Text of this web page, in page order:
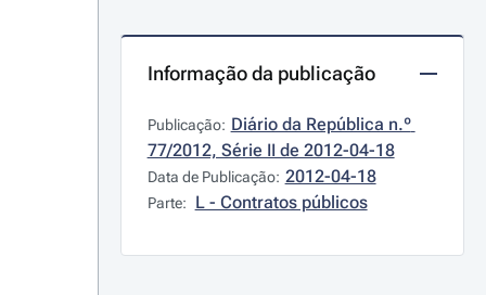
Informação da publicação
Publicação: Diário da República n.º
77/2012, Série II de 2012-04-18
Data de Publicação: 2012-04-18
Parte: L - Contratos públicos